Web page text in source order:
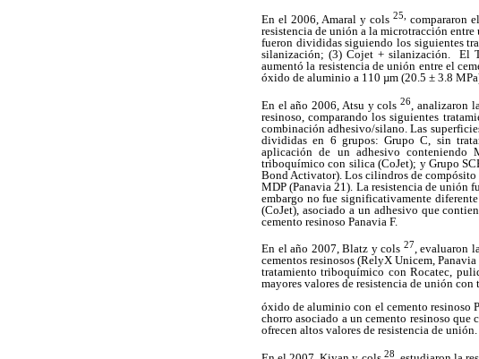
En el 2006, Amaral y cols 25, compararon
resistencia de unión a la microtracción
fueron divididas siguiendo los siguientes
silanización; (3) Cojet + silanización. El
aumentó la resistencia de unión entre el
óxido de aluminio a 110 µm (20.5 ± 3.8
En el año 2006, Atsu y cols26 , analizaron
resinoso, comparando los siguientes
combinación adhesivo/silano. Las
divididas en 6 grupos: Grupo C, sin
aplicación de un adhesivo conteniendo
triboquímico con silica (CoJet); y Grupo
Bond Activator). Los cilindros de compósito
MDP (Panavia 21). La resistencia de unión
embargo no fue significativamente
(CoJet), asociado a un adhesivo que
cemento resinoso Panavia F.
En el año 2007, Blatz y cols 27, evaluaron
cementos resinosos (RelyX Unicem,
tratamiento triboquímico con Rocatec,
mayores valores de resistencia de unión con
óxido de aluminio con el cemento resinoso
chorro asociado a un cemento resinoso
ofrecen altos valores de resistencia de unión.
28